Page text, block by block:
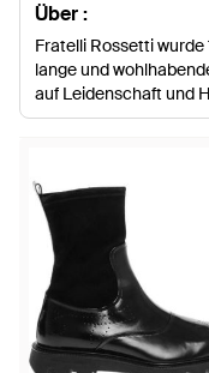
Über :
Fratelli Rossetti
lange und
auf Leidenschaft und
ist ein Synonym für
Saisonauswahlen von
Kunstwerke. Vom
Silhouette
Mailand gefertigt.
luxuriöse Details sind
shoppen Sie die
Rossettiund